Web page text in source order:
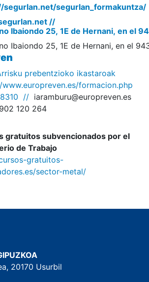
segurlan.net/segurlan_formakuntza/
//
Ibaiondo 25, 1E de Hernani, en el
Ibaiondo 25, 1E de Hernani, en el
prebentzioko ikastaroak
formacion.php
// iaramburu@europreven.es
120 264
gratuitos subvencionados por el
de Trabajo
gratuitos-
sector-metal/
20170 Usurbil